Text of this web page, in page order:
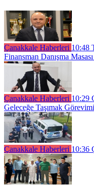
Çanakkale Haberleri 10:48
Finansman Danışma
Çanakkale Haberleri 10:29
Geleceğe Taşımak
Çanakkale Haberleri 10:36